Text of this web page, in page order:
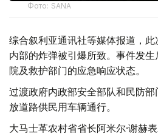
Фото: SANA
综合叙利亚通讯社等媒体报道，
内部的炸弹被引爆所致。事件发
院及救护部门的应急响应状态。
过渡政府内政部安全部队和民防
放道路供民用车辆通行。
大马士革农村省省长阿米尔·谢赫